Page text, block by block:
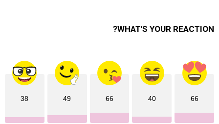
WHAT'S YOUR REACTION?
66
40
66
49
38